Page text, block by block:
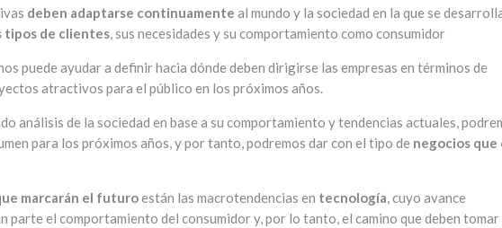
deben adaptarse continuamente al mundo y la sociedad en la que se
tipos de clientes, sus necesidades y su comportamiento como consumidor
puede ayudar a definir hacia dónde deben dirigirse las empresas en términos de
atractivos para el público en los próximos años.
análisis de la sociedad en base a su comportamiento y tendencias actuales,
para los próximos años, y por tanto, podremos dar con el tipo de negocios que
marcarán el futuroestán las macrotendencias en tecnología, cuyo avance
parte el comportamiento del consumidor y, por lo tanto, el camino que deben tomar